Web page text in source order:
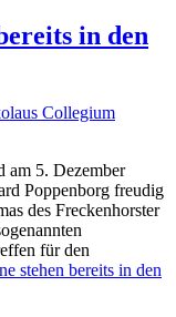
in den
Collegium
am 5. Dezember
Poppenborg freudig
des Freckenhorster
für den
stehen bereits in den